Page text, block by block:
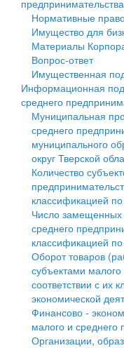
Государственные
Промышленность и
Экономика и бизнес
...
Символика
Устав
Гостям округа
Туризм
Культура
Образование
Здравоохранение
Социальная защита
Фотоальбом
муниципального
Администрация
Тверской области
Управление
Открытые данные
Работа с
Муниципальный
Муниципальные
Проекты
Антимонопольный
Противодействие
Финансовое
Бюджет для граждан
Имущество
Выявление
объектов
Имущественная
среднего
Информационная
среднего
Муниципальные
Контрольно-
Персональные
предпринимательства
Нормативные
Имущество для
Материалы
Вопрос-ответ
Имущественная
Информационная
среднего
Муниципальная
среднего
муниципального
округ Тверской
Количество
классификацией
Число замещенных
среднего
классификацией
Оборот товаров
субъектами
соответствии с их
экономической
Финансово -
малого и среднего
Организации,